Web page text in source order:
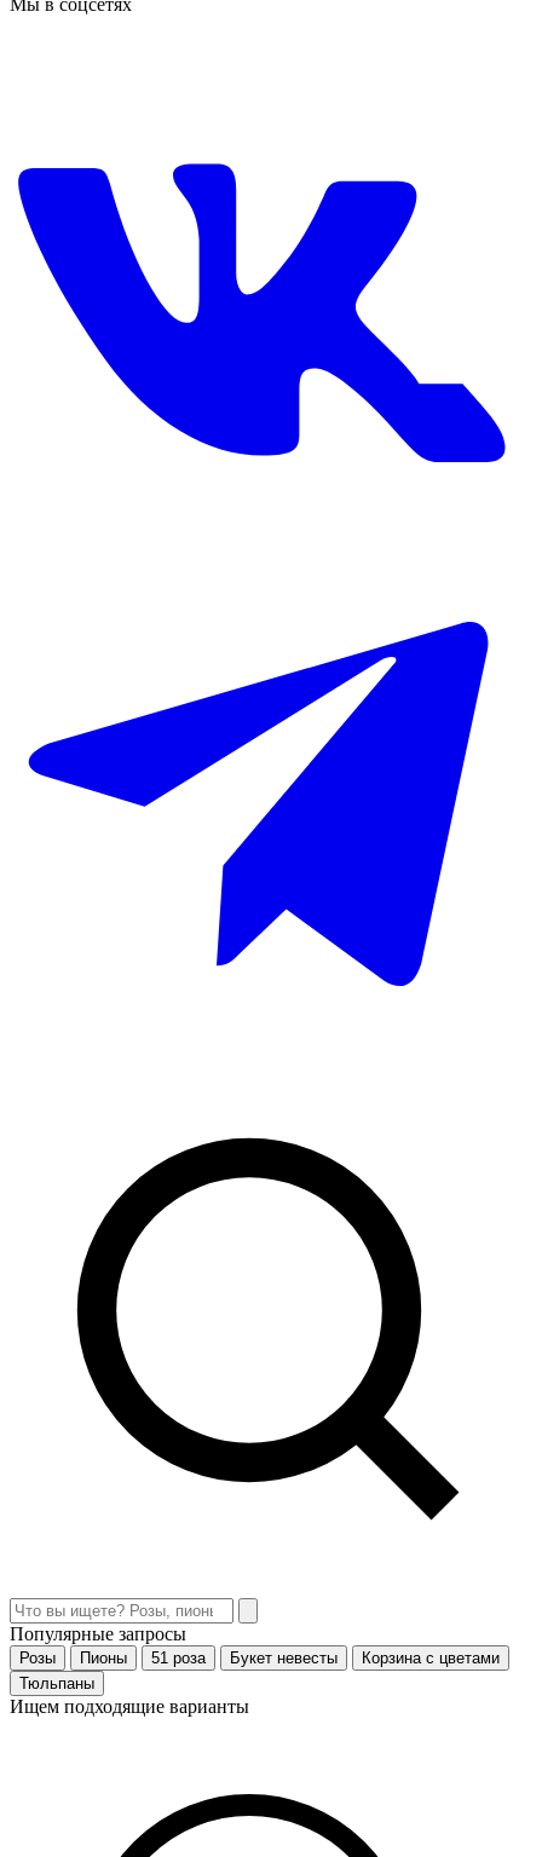
Мы в соцсетях
Популярные запросы
Розы Пионы 51 роза Букет невесты
Корзина с цветами
Тюльпаны
Ищем подходящие варианты